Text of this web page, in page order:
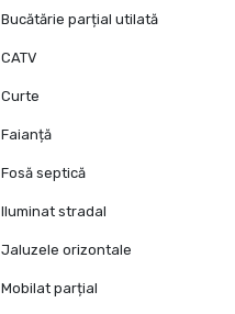
Bucătărie parțial utilată
CATV
Curte
Faianță
Fosă septică
Iluminat stradal
Jaluzele orizontale
Mobilat parțial